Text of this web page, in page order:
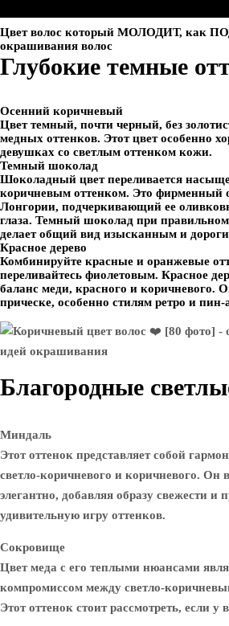
Цвет волос который МОЛОДИТ, как
окрашивания волос
Глубокие темные
Осенний коричневый
Цвет темный, почти черный, без
медных оттенков. Этот цвет особенно
девушках со светлым оттенком кожи.
Темный шоколад
Шоколадный цвет переливается
коричневым оттенком. Это фирменный
Лонгории, подчеркивающий ее
глаза. Темный шоколад при
делает общий вид изысканным и
Красное дерево
Комбинируйте красные и оранжевые
переливайтесь фиолетовым. Красное
баланс меди, красного и коричневого.
прическе, особенно стилям ретро и пин-
Благородные
Миндаль
Этот оттенок представляет собой
светло-коричневого и коричневого. Он
элегантно, добавляя образу свежести и
удивительную игру оттенков.
Сокровище
Цвет меда с его теплыми нюансами
компромиссом между светло-
Этот оттенок стоит рассмотреть, если у